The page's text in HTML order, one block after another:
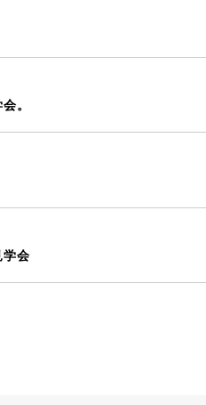
。
をスケッチに。
学会